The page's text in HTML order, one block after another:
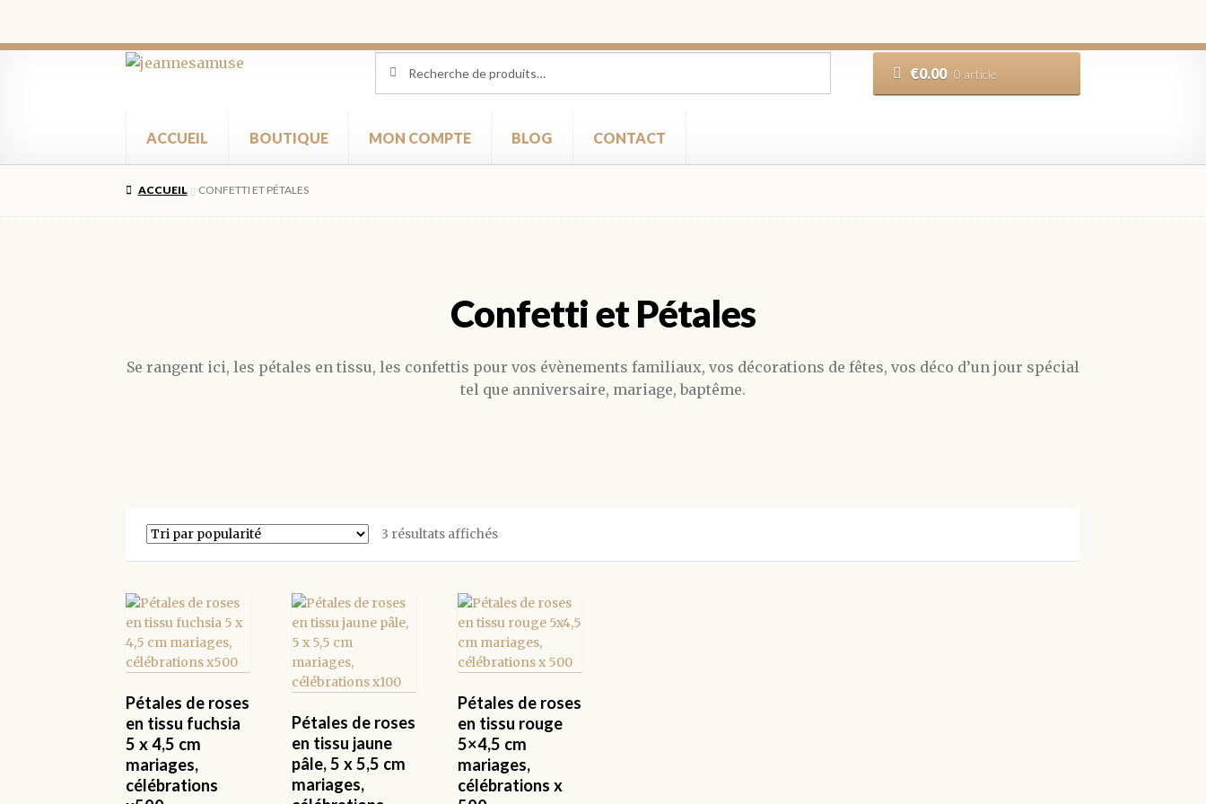
Aller
navigation
Aller
pour :
€0.00 0 article
ACCUEIL BOUTIQUE MON COMPTE BLOG CONTACT
ACCUEIL CONFETTI ET PÉTALES
Confetti et Pétales
Se rangent ici, les pétales en tissu, les confettis pour vos évènements familiaux, vos décorations de fêtes, vos déco d’un jour spécial
tel que anniversaire, mariage, baptême.
3 résultats affichésTrié
Pétales de roses
en tissu fuchsia
5 x 4,5 cm
mariages,
célébrations
Pétales de roses
en tissu jaune
pâle, 5 x 5,5 cm
mariages,
Pétales de roses
en tissu rouge
5×4,5 cm
mariages,
célébrations x